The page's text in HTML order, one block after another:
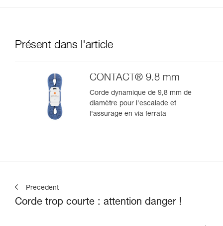
Présent dans l'article
CONTACT® 9.8 mm
Corde dynamique de 9,8 mm de
diamètre pour l'escalade et
l'assurage en via ferrata
Précédent
Corde trop courte : attention danger !